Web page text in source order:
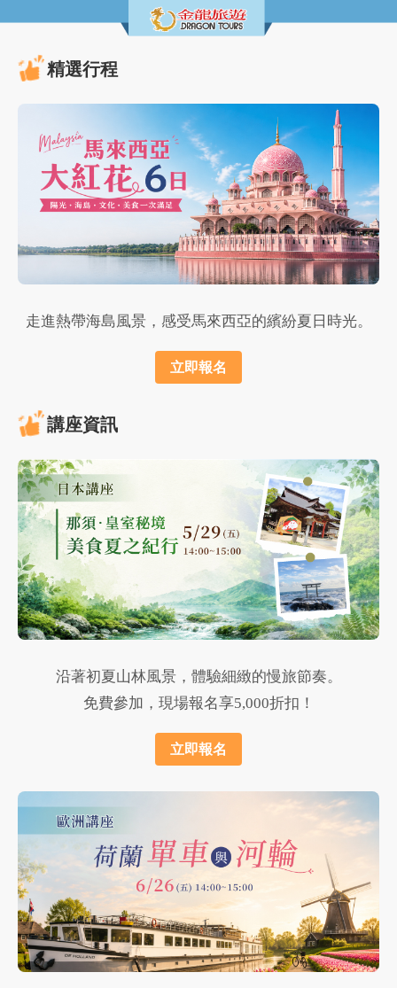
精選行程
走進熱帶海島風景，感受馬來西亞的繽紛夏日時光。
立即報名
講座資訊
沿著初夏山林風景，體驗細緻的慢旅節奏。
免費參加，現場報名享5,000折扣！
立即報名